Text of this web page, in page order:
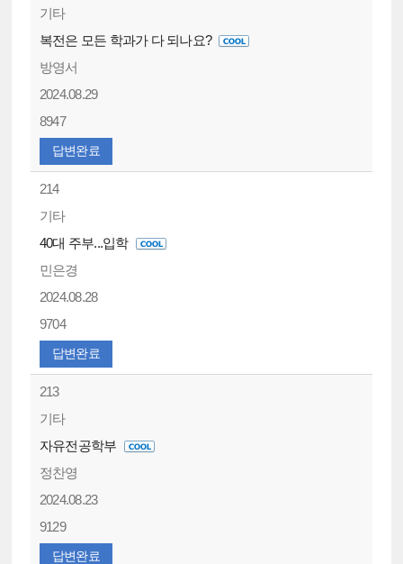
기타
복전은 모든 학과가 다 되나요?
방영서
2024.08.29
8947
답변완료
214
기타
40대 주부...입학
민은경
2024.08.28
9704
답변완료
213
기타
자유전공학부
정찬영
2024.08.23
9129
답변완료